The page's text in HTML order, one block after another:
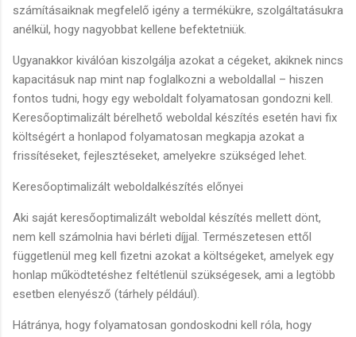
számításaiknak megfelelő igény a termékükre, szolgáltatásukra
anélkül, hogy nagyobbat kellene befektetniük.
Ugyanakkor kiválóan kiszolgálja azokat a cégeket, akiknek nincs
kapacitásuk nap mint nap foglalkozni a weboldallal – hiszen
fontos tudni, hogy egy weboldalt folyamatosan gondozni kell.
Keresőoptimalizált bérelhető weboldal készítés esetén havi fix
költségért a honlapod folyamatosan megkapja azokat a
frissítéseket, fejlesztéseket, amelyekre szükséged lehet.
Keresőoptimalizált weboldalkészítés előnyei
Aki saját keresőoptimalizált weboldal készítés mellett dönt,
nem kell számolnia havi bérleti díjjal. Természetesen ettől
függetlenül meg kell fizetni azokat a költségeket, amelyek egy
honlap működtetéshez feltétlenül szükségesek, ami a legtöbb
esetben elenyésző (tárhely például).
Hátránya, hogy folyamatosan gondoskodni kell róla, hogy